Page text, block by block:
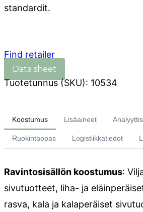
standardit.
Find retailer
Tuotetunnus (SKU): 10534
Koostumus Lisäaineet
Ruokintaopas Logistiikkatiedot
Ravintosisällön koostumus:
sivutuotteet, liha- ja
rasva, kala ja kalaperäiset